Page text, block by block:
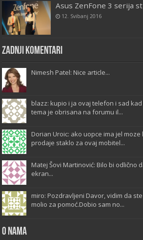
Asus ZenFone 3 serija
12. Svibanj 2016
Zadnji komentari
Nimesh Patel: Nice article...
blazz: kupio i ja ovaj telefon i sad
tema je obrisana na forumu il...
Dorian Uroic: ako uopce ima jel
prodaje staklo za ovaj mobitel...
Matej Šovi Martinović: Bilo bi odlično
ekran...
miro: Pozdravljeni Davor, vidim da
molio za pomoć.Dobio sam no...
O Nama